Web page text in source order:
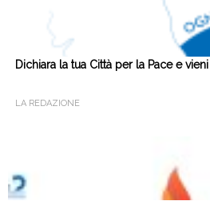
Dichiara la tua Città per la Pace e
LA REDAZIONE